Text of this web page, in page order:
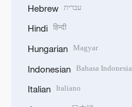
Hebrew עברית
Hindi हिन्दी
Hungarian Magyar
Indonesian Bahasa Indonesia
Italian Italiano